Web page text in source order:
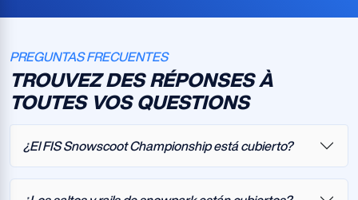
PREGUNTAS FRECUENTES
TROUVEZ DES RÉPONSES À
TOUTES VOS QUESTIONS
¿El FIS Snowscoot Championship está cubierto?